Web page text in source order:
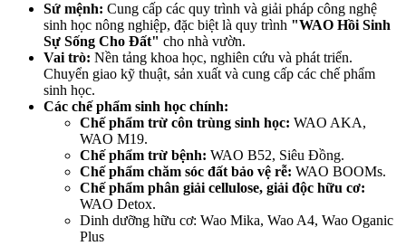
Sứ mệnh: Cung cấp các quy trình và giải pháp công nghệ
sinh học nông nghiệp, đặc biệt là quy trình "WAO Hồi Sinh
Sự Sống Cho Đất" cho nhà vườn.
Vai trò: Nền tảng khoa học, nghiên cứu và phát triển.
Chuyển giao kỹ thuật, sản xuất và cung cấp các chế phẩm
sinh học.
Các chế phẩm sinh học chính:
Chế phẩm trừ côn trùng sinh học: WAO AKA,
WAO M19.
Chế phẩm trừ bệnh: WAO B52, Siêu Đồng.
Chế phẩm chăm sóc đất bảo vệ rễ: WAO BOOMs.
Chế phẩm phân giải cellulose, giải độc hữu cơ:
WAO Detox.
Dinh dưỡng hữu cơ: Wao Mika, Wao A4, Wao Oganic
Plus